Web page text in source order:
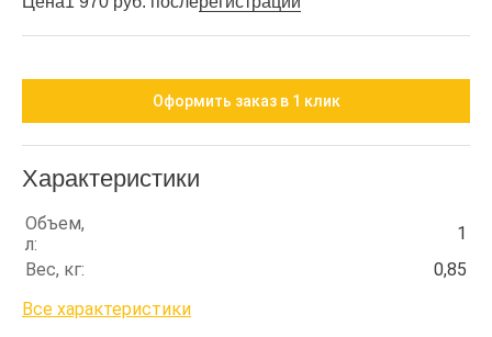
Оформить заказ в 1 клик
Характеристики
Объем,
л:
1
Вес, кг:
0,85
Все характеристики